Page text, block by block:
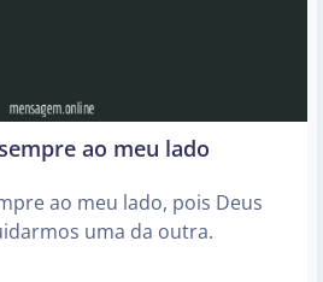
ao meu lado
ao meu lado, pois Deus
uma da outra.